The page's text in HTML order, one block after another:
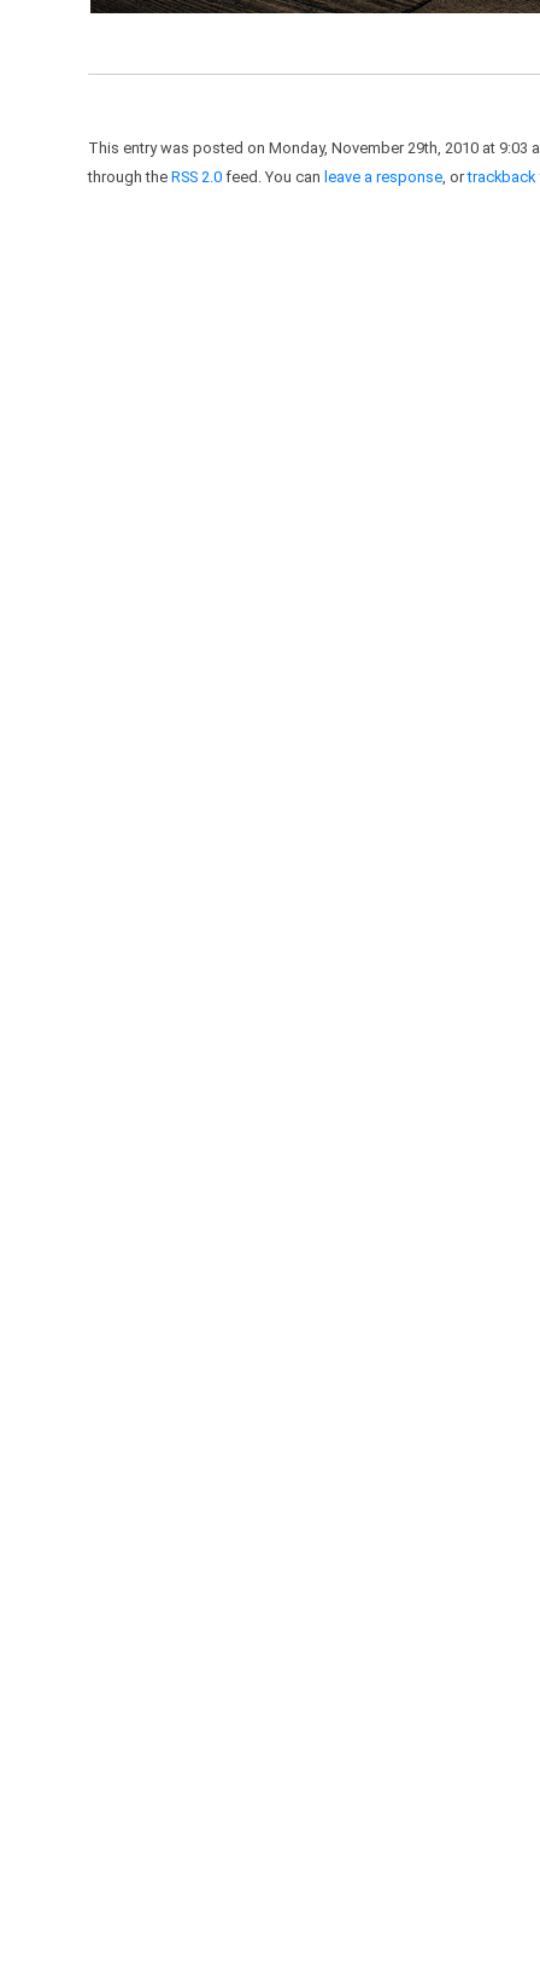
This entry was posted on Monday, November 29th, 2010 at 9:03
through the RSS 2.0 feed. You can leave a response, ortrackback